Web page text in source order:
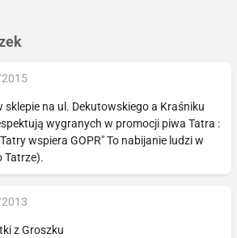
sklepie na ul. Dekutowskiego a Kraśniku
wygranych w promocji piwa Tatra :
wspiera GOPR" To nabijanie ludzi w
Tatrze).
z Groszku